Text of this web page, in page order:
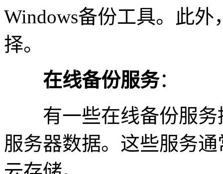
Windows备份工具。此
择。
在线备份服务：
有一些在线备份服务
服务器数据。这些服务